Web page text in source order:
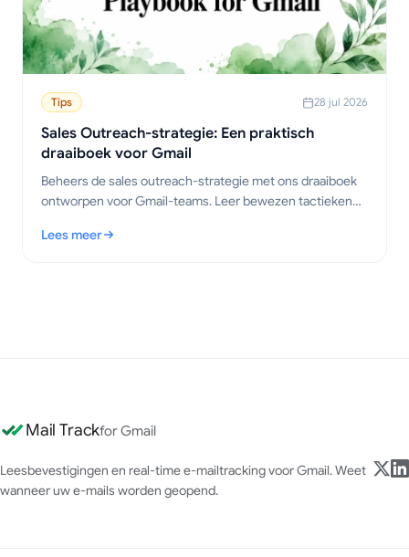
Tips 28 jul 2026
Sales Outreach-strategie: Een praktisch
draaiboek voor Gmail
Beheers de sales outreach-strategie met ons draaiboek
ontworpen voor Gmail-teams. Leer bewezen tactieken
Lees meer
: Sales Outreach-strategie: Een praktisch draaiboek voor
Mail Trackfor Gmail
Leesbevestigingen en real-time e-mailtracking voor Gmail. Weet
wanneer uw e-mails worden geopend.